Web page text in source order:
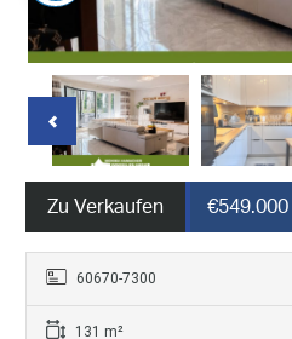
Zu Verkaufen €549.000
60670-7300
131 m²